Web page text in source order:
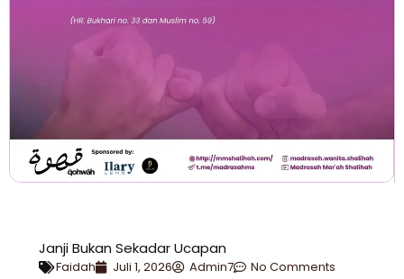
Janji Bukan Sekadar Ucapan
Faidah Juli 1, 2026 Admin7 No Comments